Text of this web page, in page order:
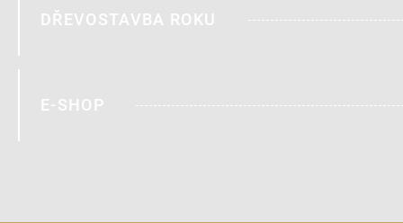
DŘEVOSTAVBA ROKU
E-SHOP